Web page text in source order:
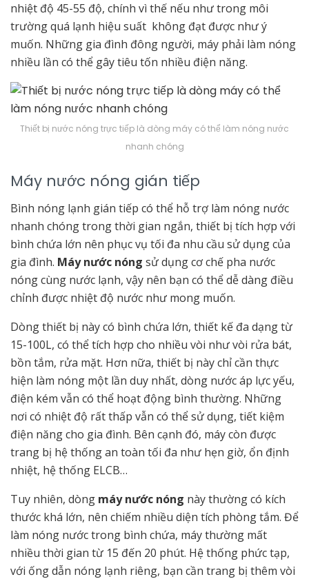
nhiệt độ 45-55 độ, chính vì thế nếu như trong môi
trường quá lạnh hiệu suất không đạt được như ý
muốn. Những gia đình đông người, máy phải làm nóng
nhiều lần có thể gây tiêu tốn nhiều điện năng.
Thiết bị nước nóng trực tiếp là dòng máy có thể làm nóng nước
nhanh chóng
Máy nước nóng gián tiếp
Bình nóng lạnh gián tiếp có thể hỗ trợ làm nóng nước
nhanh chóng trong thời gian ngắn, thiết bị tích hợp với
bình chứa lớn nên phục vụ tối đa nhu cầu sử dụng của
gia đình. Máy nước nóng sử dụng cơ chế pha nước
nóng cùng nước lạnh, vậy nên bạn có thể dễ dàng điều
chỉnh được nhiệt độ nước như mong muốn.
Dòng thiết bị này có bình chứa lớn, thiết kế đa dạng từ
15-100L, có thể tích hợp cho nhiều vòi như vòi rửa bát,
bồn tắm, rửa mặt. Hơn nữa, thiết bị này chỉ cần thực
hiện làm nóng một lần duy nhất, dòng nước áp lực yếu,
điện kém vẫn có thể hoạt động bình thường. Những
nơi có nhiệt độ rất thấp vẫn có thể sử dụng, tiết kiệm
điện năng cho gia đình. Bên cạnh đó, máy còn được
trang bị hệ thống an toàn tối đa như hẹn giờ, ổn định
nhiệt, hệ thống ELCB…
Tuy nhiên, dòng máy nước nóng này thường có kích
thước khá lớn, nên chiếm nhiều diện tích phòng tắm. Để
làm nóng nước trong bình chứa, máy thường mất
nhiều thời gian từ 15 đến 20 phút. Hệ thống phức tạp,
với ống dẫn nóng lạnh riêng, bạn cần trang bị thêm vòi